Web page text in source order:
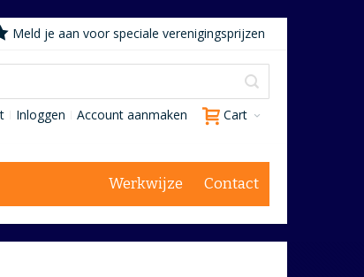
Meld je aan voor speciale verenigingsprijzen
Cart
Inloggen Account aanmaken
Contact
Werkwijze